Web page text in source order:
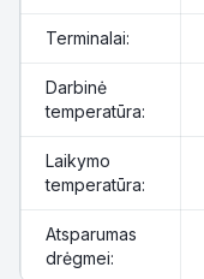
Terminalai:
Darbinė
temperatūra:
Laikymo
temperatūra:
Atsparumas
drėgmei: